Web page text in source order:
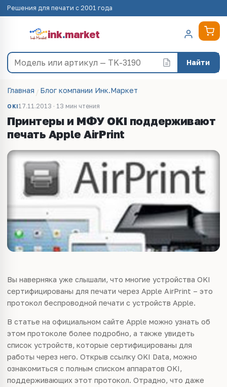
Решения для печати с 2001 года
ink.market
Найти
Главная Блог компании Инк.Маркет
OKI17.11.2013 · 13 мин чтения
Принтеры и МФУ OKI поддерживают
печать Apple AirPrint
Вы наверняка уже слышали, что многие устройства OKI
сертифицированы для печати через Apple AirPrint – это
протокол беспроводной печати с устройств Apple.
В статье на официальном сайте Apple можно узнать об
этом протоколе более подробно, а также увидеть
список устройств, которые сертифицированы для
работы через него. Открыв ссылку OKI Data, можно
ознакомиться с полным списком аппаратов OKI,
поддерживающих этот протокол. Отрадно, что даже